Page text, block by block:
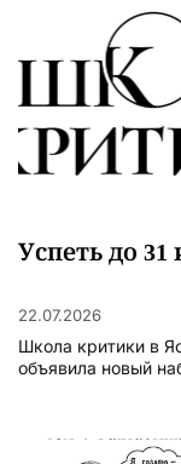
Успеть до
22.07.2026
Школа критики в
объявила новый